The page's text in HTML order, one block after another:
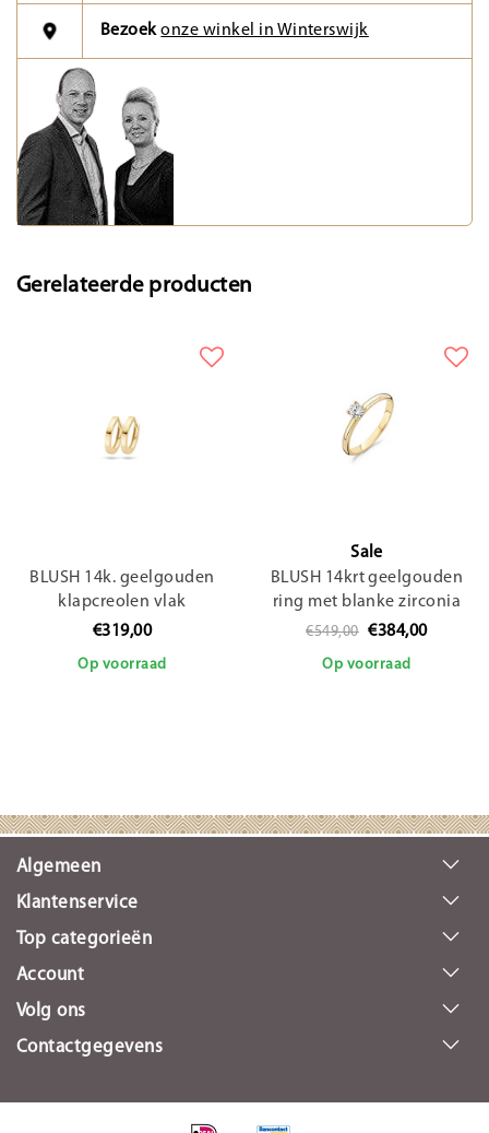
Bezoekonze winkel in Winterswijk
Gerelateerde producten
BLUSH 14k. geelgouden
klapcreolen vlak
11,4x1.8mm 7202YGO
€319,00
Op voorraad
Sale
BLUSH 14krt geelgouden
ring met blanke zirconia
4mm 1133YZI
€549,00 €384,00
Op voorraad
Algemeen
Klantenservice
Top categorieën
Account
Volg ons
Contactgegevens